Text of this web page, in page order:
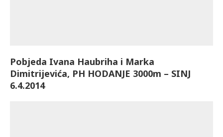
Pobjeda Ivana Haubriha i Marka
Dimitrijevića, PH HODANJE 3000m – SINJ
6.4.2014